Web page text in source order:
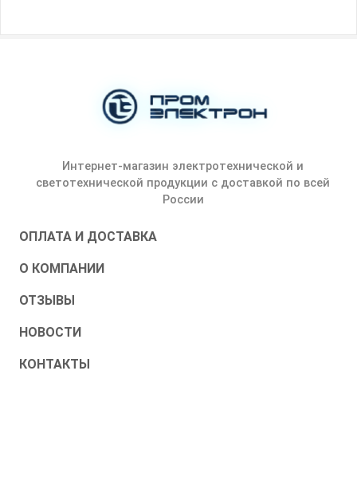
Интернет-магазин электротехнической и
светотехнической продукции с доставкой по всей
России
ОПЛАТА И ДОСТАВКА
О КОМПАНИИ
ОТЗЫВЫ
НОВОСТИ
КОНТАКТЫ